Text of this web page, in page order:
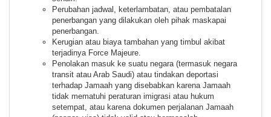
Perubahan jadwal, keterlambatan, atau pembatalan
penerbangan yang dilakukan oleh pihak maskapai
penerbangan.
Kerugian atau biaya tambahan yang timbul akibat
terjadinya Force Majeure.
Penolakan masuk ke suatu negara (termasuk negara
transit atau Arab Saudi) atau tindakan deportasi
terhadap Jamaah yang disebabkan karena Jamaah
tidak mematuhi peraturan imigrasi atau hukum
setempat, atau karena dokumen perjalanan Jamaah